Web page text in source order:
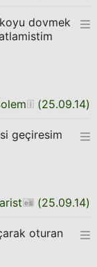
dovmek
(25.09.14)
geçiresim
(25.09.14)
oturan